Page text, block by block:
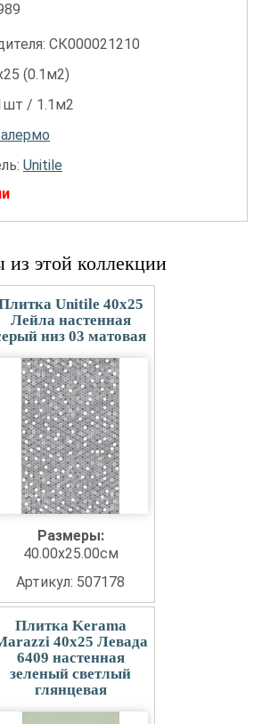
СК000021210
(0.1м2)
/ 1.1м2
Unitile
из этой коллекции
Unitile 40x25
Лейла настенная
низ 03 матовая
Размеры:
40.00x25.00см
Артикул: 507178
Плитка Kerama
40x25 Левада
6409 настенная
зеленый светлый
глянцевая